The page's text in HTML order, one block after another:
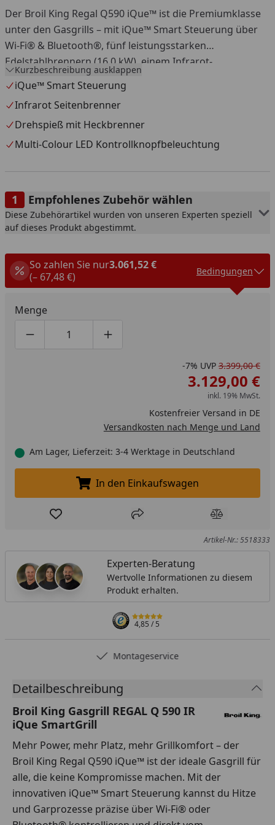
Der Broil King Regal Q590 iQue™ ist die Premiumklasse
unter den Gasgrills – mit iQue™ Smart Steuerung über
Wi-Fi® & Bluetooth®, fünf leistungsstarken
Edelstahlbrennern (16,0 kW), einem Infrarot-
Seitenbrenner (3,1 kW) sowie einem Spießbratenbrenner
(4,4 kW). Auf der riesigen Grillfläche (80 x 48,5 cm) mit
fünf massiven Flav-R-Cast Gussrosten gelingen Steaks,
Braten und Beilagen in Perfektion. Mit LED-beleuchteten
Bedienelementen, integrierter Grillflächenbeleuchtung
anspruchsvolle Grillmeister erwarten.
Kurzbeschreibung ausklappen
iQue™ Smart Steuerung
Infrarot Seitenbrenner
Drehspieß mit Heckbrenner
Multi-Colour LED Kontrollknopfbeleuchtung
Empfohlenes Zubehör wählen
Diese Zubehörartikel wurden von unseren Experten speziell
auf dieses Produkt abgestimmt.
So zahlen Sie nur3.061,52 €
(– 67,48 €)
Bedingungen
Menge
Produktmenge um eins verringern
Produktmenge manuell eingeben
Produktmenge um eins erhöhen
-7% UVP 3.399,00 €
3.129,00 €
inkl. 19% MwSt.
Kostenfreier Versand in DE
Versandkosten nach Menge und Land
Am Lager, Lieferzeit: 3-4 Werktage in Deutschland
In den Einkaufswagen legen
In den Einkaufswagen
Produkt zur Wunschliste hinzufügen
Teilen Produkt
Artikel-Nr.: 5518333
Experten-Beratung
Wertvolle Informationen zu diesem
Produkt erhalten.
4,85/ 5
Deutschlands bester
Detailbeschreibung
Broil King Gasgrill REGAL Q 590 IR
iQue SmartGrill
Mehr Power, mehr Platz, mehr Grillkomfort – der
Broil King Regal Q590 iQue™ ist der ideale Gasgrill für
alle, die keine Kompromisse machen. Mit der
innovativen iQue™ Smart Steuerung kannst du Hitze
und Garprozesse präzise über Wi-Fi® oder